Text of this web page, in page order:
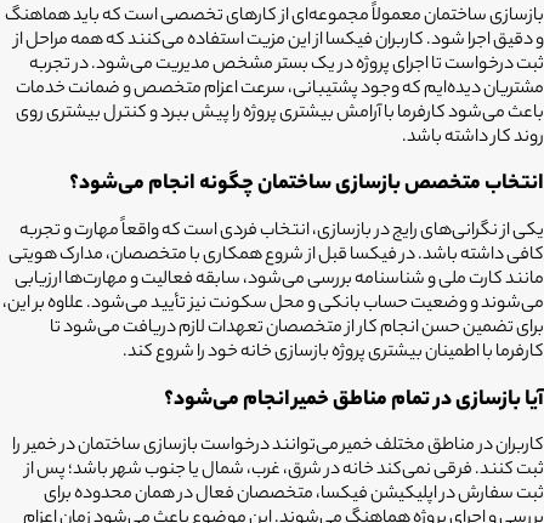
بازسازی ساختمان معمولاً مجموعه‌ای از کارهای تخصصی است که باید هماهنگ
و دقیق اجرا شود. کاربران فیکسا از این مزیت استفاده می‌کنند که همه مراحل از
ثبت درخواست تا اجرای پروژه در یک بستر مشخص مدیریت می‌شود. در تجربه
مشتریان دیده‌ایم که وجود پشتیبانی، سرعت اعزام متخصص و ضمانت خدمات
باعث می‌شود کارفرما با آرامش بیشتری پروژه را پیش ببرد و کنترل بیشتری روی
روند کار داشته باشد.
انتخاب متخصص بازسازی ساختمان چگونه انجام می‌شود؟
یکی از نگرانی‌های رایج در بازسازی، انتخاب فردی است که واقعاً مهارت و تجربه
کافی داشته باشد. در فیکسا قبل از شروع همکاری با متخصصان، مدارک هویتی
مانند کارت ملی و شناسنامه بررسی می‌شود، سابقه فعالیت و مهارت‌ها ارزیابی
می‌شوند و وضعیت حساب بانکی و محل سکونت نیز تأیید می‌شود. علاوه بر این،
برای تضمین حسن انجام کار از متخصصان تعهدات لازم دریافت می‌شود تا
کارفرما با اطمینان بیشتری پروژه بازسازی خانه خود را شروع کند.
آیا بازسازی در تمام مناطق خمیرانجام می‌شود؟
کاربران در مناطق مختلف خمیرمی‌توانند درخواستبازسازی ساختمان در خمیررا
ثبت کنند. فرقی نمی‌کند خانه در شرق، غرب، شمال یا جنوب شهر باشد؛ پس از
ثبت سفارش در اپلیکیشن فیکسا، متخصصان فعال در همان محدوده برای